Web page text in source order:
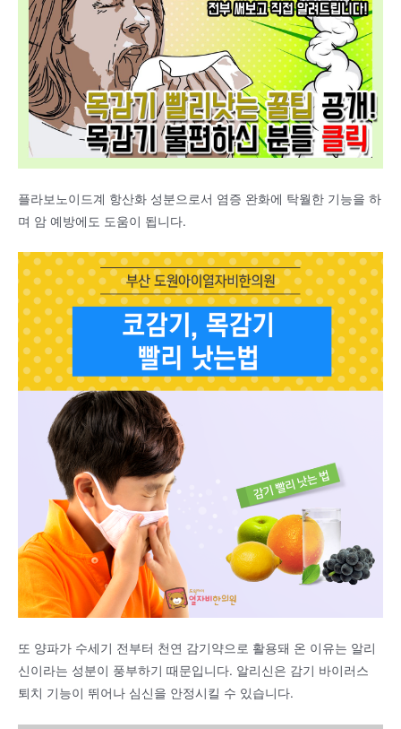
플라보노이드계 항산화 성분으로서 염증 완화에 탁월한 기능을 하
며 암 예방에도 도움이 됩니다.
또 양파가 수세기 전부터 천연 감기약으로 활용돼 온 이유는 알리
신이라는 성분이 풍부하기 때문입니다. 알리신은 감기 바이러스
퇴치 기능이 뛰어나 심신을 안정시킬 수 있습니다.